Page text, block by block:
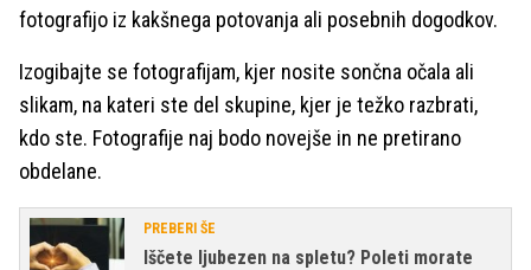
fotografijo iz kakšnega potovanja ali posebnih dogodkov.
Izogibajte se fotografijam, kjer nosite sončna očala ali
slikam, na kateri ste del skupine, kjer je težko razbrati,
kdo ste. Fotografije naj bodo novejše in ne pretirano
obdelane.
PREBERI ŠE
Iščete ljubezen na spletu? Poleti morate